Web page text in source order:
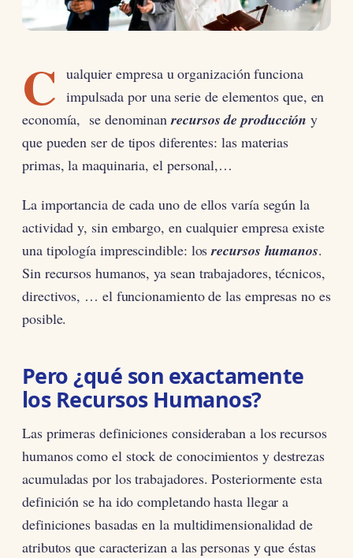
C ualquier empresa u organización funciona
impulsada por una serie de elementos que, en
economía, se denominanrecursos de produccióny
que pueden ser de tipos diferentes: las materias
primas, la maquinaria, el personal,…
La importancia de cada uno de ellos varía según la
actividad y, sin embargo, en cualquier empresa existe
una tipología imprescindible: losrecursos humanos.
Sin recursos humanos, ya sean trabajadores, técnicos,
directivos, … el funcionamiento de las empresas no es
posible.
Pero ¿qué son exactamente
los Recursos Humanos?
Las primeras definiciones consideraban a los recursos
humanos como el stock de conocimientos y destrezas
acumuladas por los trabajadores. Posteriormente esta
definición se ha ido completando hasta llegar a
definiciones basadas en la multidimensionalidad de
atributos que caracterizan a las personas y que éstas